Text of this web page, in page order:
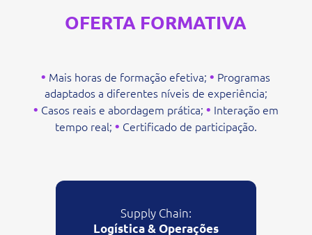
OFERTA FORMATIVA
• Mais horas de formação efetiva;• Programas
adaptados a diferentes níveis de experiência;
• Casos reais e abordagem prática; • Interação em
tempo real; • Certificado de participação.
Supply Chain:
Logística & Operações